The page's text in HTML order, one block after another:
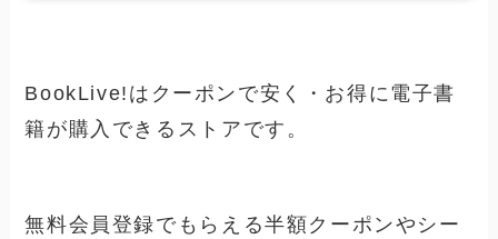
BookLive!はクーポンで安く・お得に電子書
籍が購入できるストアです。
無料会員登録でもらえる半額クーポンやシー